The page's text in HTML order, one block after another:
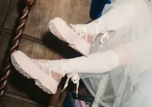
球 鞋
生 活
科 技